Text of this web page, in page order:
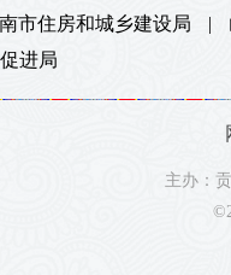
市住房和城乡建设局 |
进局
主办：